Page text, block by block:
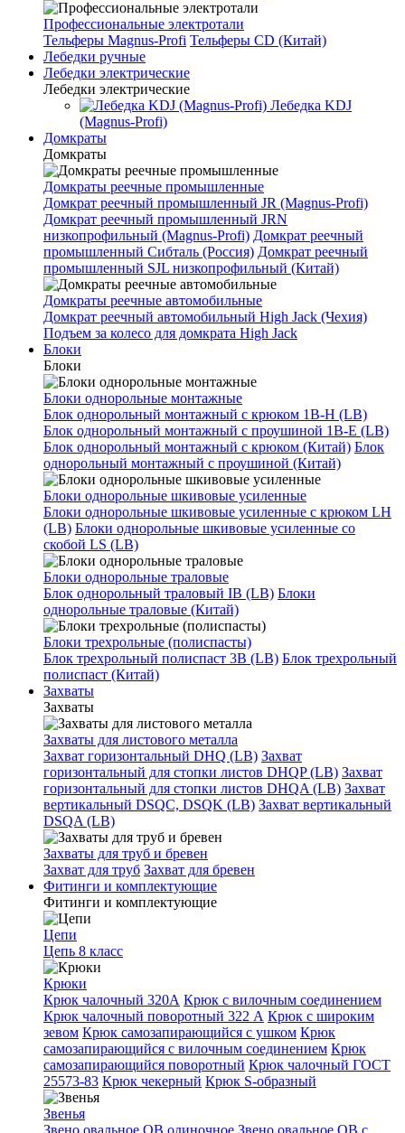
Профессиональные электротали
Тельферы Magnus-Profi Тельферы CD (Китай)
Лебедки ручные
Лебедки электрические
Лебедки электрические
Лебедка KDJ
(Magnus-Profi)
Домкраты
Домкраты
Домкраты реечные промышленные
Домкрат реечный промышленный JR (Magnus-Profi)
Домкрат реечный промышленный JRN
низкопрофильный (Magnus-Profi) Домкрат реечный
промышленный Сибталь (Россия) Домкрат реечный
промышленный SJL низкопрофильный (Китай)
Домкраты реечные автомобильные
Домкрат реечный автомобильный High Jack (Чехия)
Подъем за колесо для домкрата High Jack
Блоки
Блоки
Блоки однорольные монтажные
Блок однорольный монтажный с крюком 1B-H (LB)
Блок однорольный монтажный с проушиной 1B-E (LB)
Блок однорольный монтажный с крюком (Китай) Блок
однорольный монтажный с проушиной (Китай)
Блоки однорольные шкивовые усиленные
Блоки однорольные шкивовые усиленные с крюком LH
(LB) Блоки однорольные шкивовые усиленные со
скобой LS (LB)
Блоки однорольные траловые
Блок однорольный траловый IB (LB) Блоки
однорольные траловые (Китай)
Блоки трехрольные (полиспасты)
Блок трехрольный полиспаст 3B (LB) Блок трехрольный
полиспаст (Китай)
Захваты
Захваты
Захваты для листового металла
Захват горизонтальный DHQ (LB) Захват
горизонтальный для стопки листов DHQP (LB) Захват
горизонтальный для стопки листов DHQA (LB) Захват
вертикальный DSQC, DSQK (LB) Захват вертикальный
DSQA (LB)
Захваты для труб и бревен
Захват для труб Захват для бревен
Фитинги и комплектующие
Фитинги и комплектующие
Цепи
Цепь 8 класс
Крюки
Крюк чалочный 320А Крюк с вилочным соединением
Крюк чалочный поворотный 322 А Крюк с широким
зевом Крюк самозапирающийся с ушком Крюк
самозапирающийся с вилочным соединением Крюк
самозапирающийся поворотный Крюк чалочный ГОСТ
25573-83 Крюк чекерный Крюк S-образный
Звенья
Звено овальное OB одиночное Звено овальное ОВ с